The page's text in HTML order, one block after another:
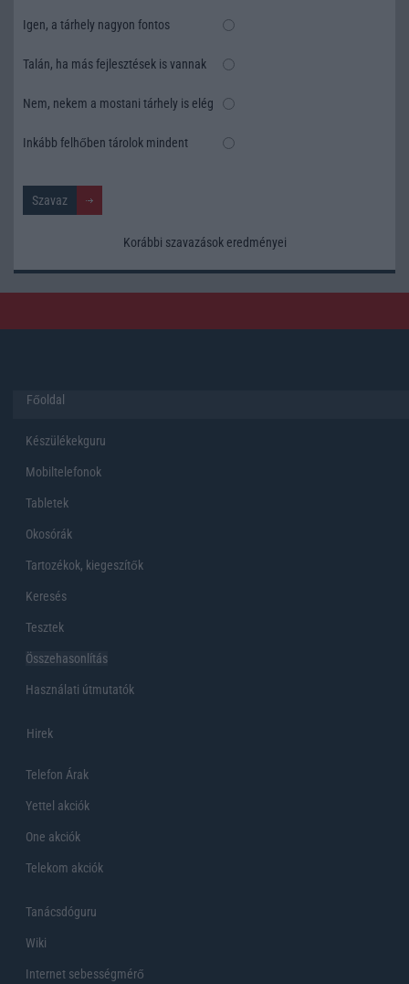
Igen, a tárhely nagyon fontos
Talán, ha más fejlesztések is vannak
Nem, nekem a mostani tárhely is elég
Inkább felhőben tárolok mindent
Korábbi szavazások eredményei
Főoldal
Készülékekguru
Mobiltelefonok
Tabletek
Okosórák
Tartozékok, kiegeszítők
Keresés
Tesztek
Összehasonlítás
Használati útmutatók
Hirek
Telefon Árak
Yettel akciók
One akciók
Telekom akciók
Tanácsdóguru
Wiki
Internet sebességmérő